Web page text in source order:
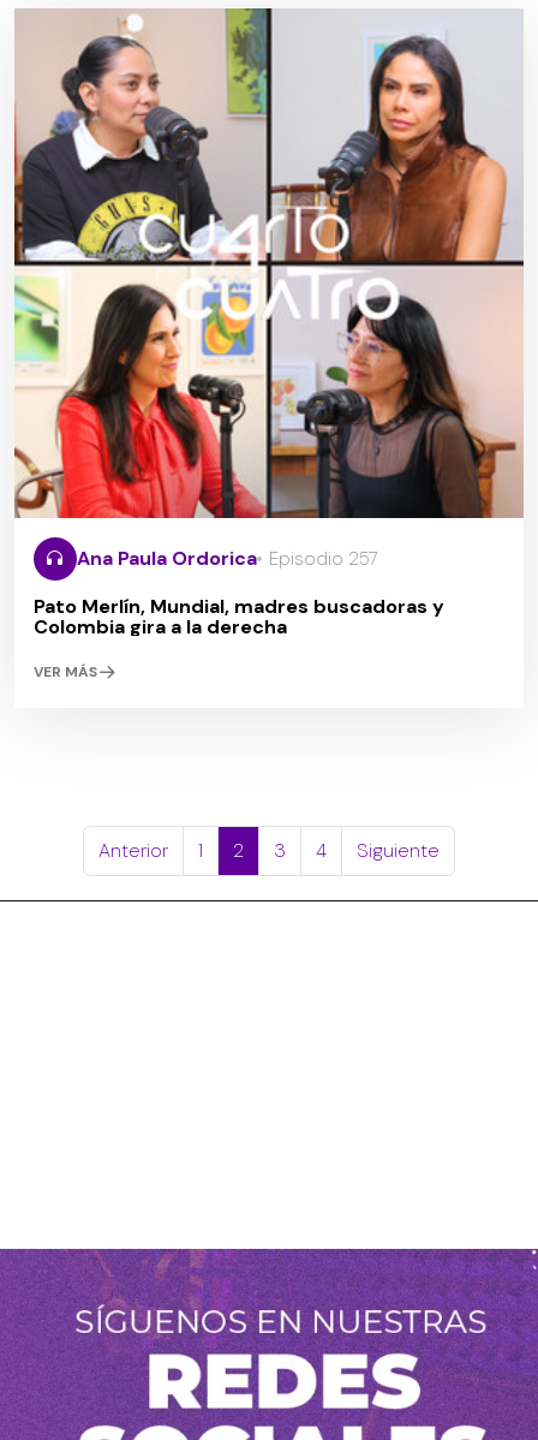
Ana Paula Ordorica Episodio 257
Pato Merlín, Mundial, madres buscadoras y
Colombia gira a la derecha
VER MÁS
Anterior 1 2 3 4 Siguiente